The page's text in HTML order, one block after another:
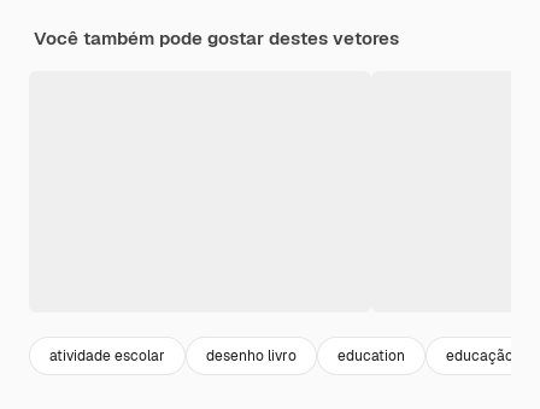
Você também pode gostar destes vetores
atividade escolar desenho livro education educação